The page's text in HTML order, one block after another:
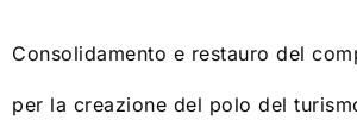
Consolidamento e restauro del
per la creazione del polo del